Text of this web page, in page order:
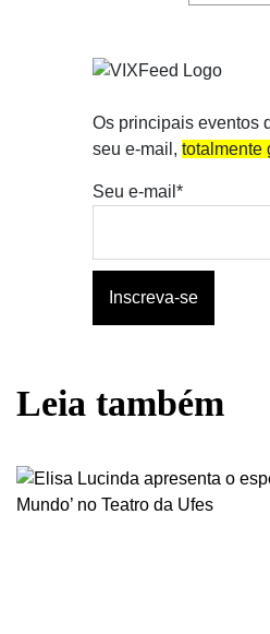
Os principais eventos
seu e-mail, totalmente
Seu e-mail*
Leia também